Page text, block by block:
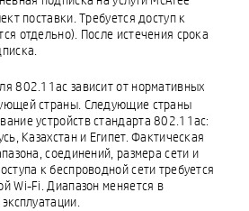
поставки. Требуется доступ к
отдельно). После истечения срока
802.11ac зависит от нормативных
страны. Следующие страны
устройств стандарта 802.11ac:
Казахстан и Египет. Фактическая
соединений, размера сети и
к беспроводной сети требуется
Wi-Fi. Диапазон меняется в